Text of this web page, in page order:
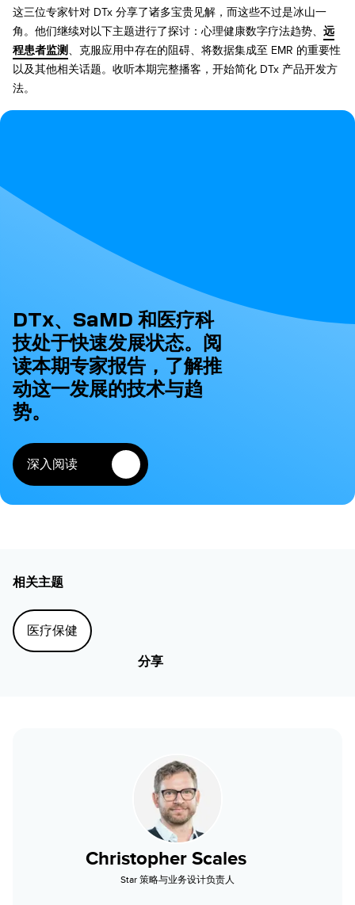
这三位专家针对 DTx 分享了诸多宝贵见解，而这些不过是冰山一
角。他们继续对以下主题进行了探讨：心理健康数字疗法趋势、 远
程患者监测、克服应用中存在的阻碍、将数据集成至 EMR 的重要性
以及其他相关话题。收听本期完整播客，开始简化 DTx 产品开发方
法。
DTx、SaMD 和医疗科
技处于快速发展状态。阅
读本期专家报告，了解推
动这一发展的技术与趋
势。
深入阅读
相关主题
医疗保健
分享
Christopher Scales
Star 策略与业务设计负责人